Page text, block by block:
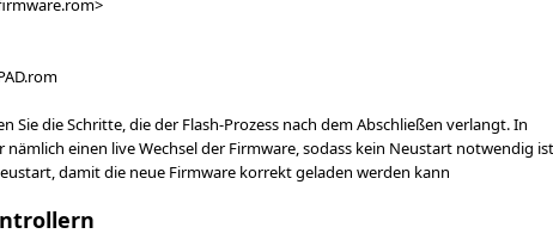
die Schritte, die der Flash-Prozess nach dem Abschließen verlangt. In
einen live Wechsel der Firmware, sodass kein Neustart notwendig
damit die neue Firmware korrekt geladen werden kann